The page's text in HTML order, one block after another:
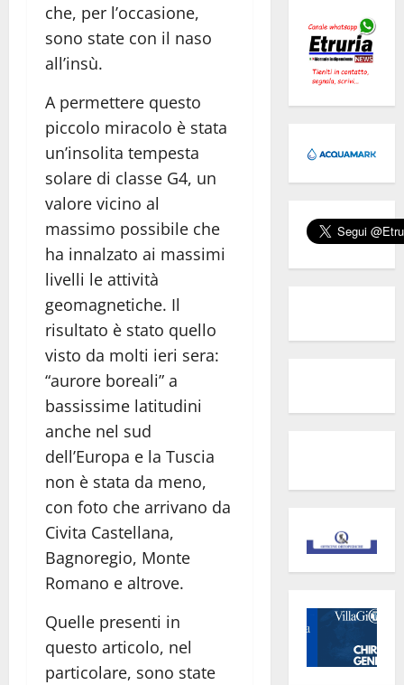
che, per l’occasione,
sono state con il naso
all’insù.
A permettere questo
piccolo miracolo è stata
un’insolita tempesta
solare di classe G4, un
valore vicino al
massimo possibile che
ha innalzato ai massimi
livelli le attività
geomagnetiche. Il
risultato è stato quello
visto da molti ieri sera:
“aurore boreali” a
bassissime latitudini
anche nel sud
dell’Europa e la Tuscia
non è stata da meno,
con foto che arrivano da
Civita Castellana,
Bagnoregio, Monte
Romano e altrove.
Quelle presenti in
questo articolo, nel
particolare, sono state